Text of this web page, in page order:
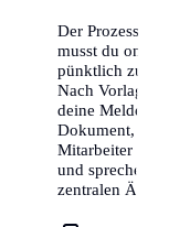
Der Prozess ist in
musst du online
pünktlich zum
Nach Vorlage
deine
Dokument, das
Mitarbeiter vor
und sprechen oft
zentralen Ämtern